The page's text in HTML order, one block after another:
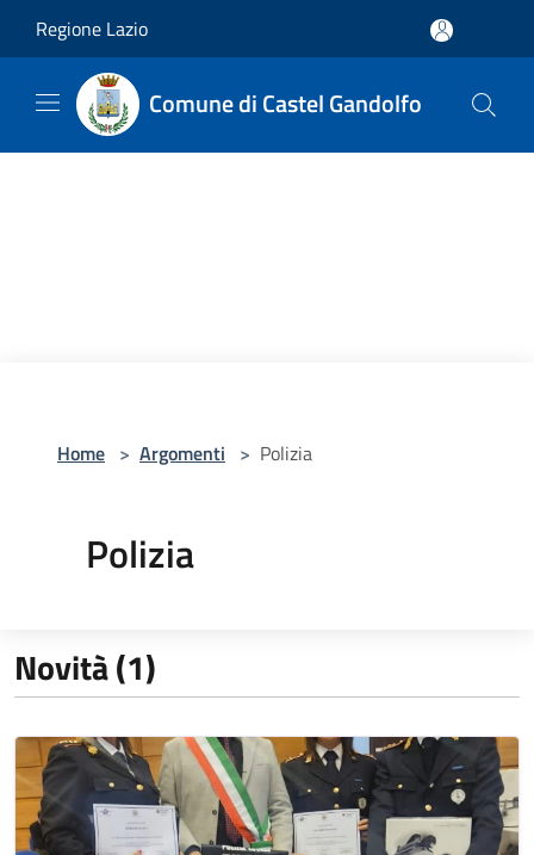
Regione Lazio
Comune di Castel Gandolfo
Home > Argomenti > Polizia
Polizia
Novità (1)